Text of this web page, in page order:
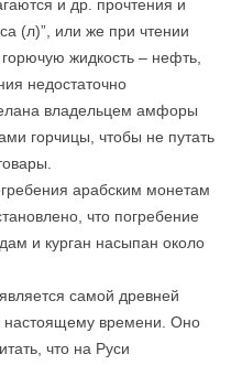
и др. прочтения и
(л)”, или же при чтении
жидкость – нефть,
недостаточно
владельцем амфоры
горчицы, чтобы не путать
арабским монетам
что погребение
и курган насыпан около
самой древней
настоящему времени. Оно
что на Руси